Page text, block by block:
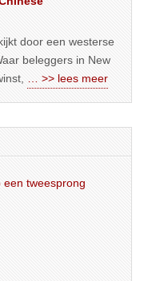
door een westerse
beleggers in New
… >> lees meer
op een tweesprong